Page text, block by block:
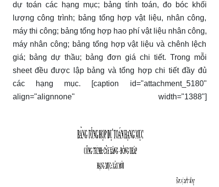
dự toán các hạng mục; bảng tính toán, đo bóc khối
lượng công trình; bảng tổng hợp vật liệu, nhân công,
máy thi công; bảng tổng hợp hao phí vật liệu nhân công,
máy nhân công; bảng tổng hợp vật liệu và chênh lệch
giá; bảng dự thầu; bảng đơn giá chi tiết. Trong mỗi
sheet đều được lập bảng và tổng hợp chi tiết đầy đủ
các hạng mục. [caption id="attachment_5180"
align="alignnone" width="1388"]